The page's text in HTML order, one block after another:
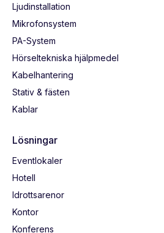
Ljudinstallation
Mikrofonsystem
PA-System
Hörseltekniska hjälpmedel
Kabelhantering
Stativ & fästen
Kablar
Lösningar
Eventlokaler
Hotell
Idrottsarenor
Kontor
Konferens